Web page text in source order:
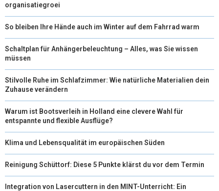
organisatiegroei
So bleiben Ihre Hände auch im Winter auf dem Fahrrad warm
Schaltplan für Anhängerbeleuchtung – Alles, was Sie wissen
müssen
Stilvolle Ruhe im Schlafzimmer: Wie natürliche Materialien dein
Zuhause verändern
Warum ist Bootsverleih in Holland eine clevere Wahl für
entspannte und flexible Ausflüge?
Klima und Lebensqualität im europäischen Süden
Reinigung Schüttorf: Diese 5 Punkte klärst du vor dem Termin
Integration von Lasercuttern in den MINT-Unterricht: Ein